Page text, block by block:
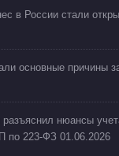
в России стали
основные причины
нюансы
по 223-ФЗ 01.06.2026